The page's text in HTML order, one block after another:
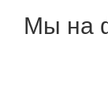
Мы на